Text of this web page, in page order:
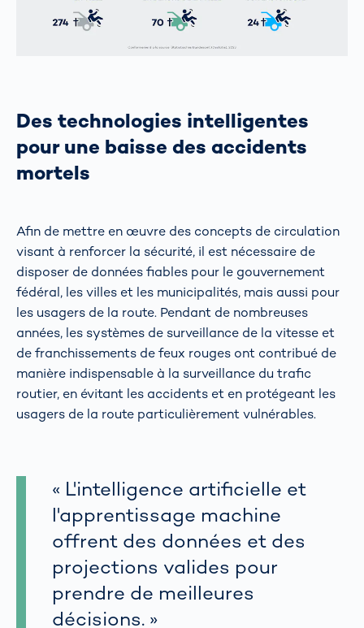
Des technologies intelligentes
pour une baisse des accidents
mortels
Afin de mettre en œuvre des concepts de circulation
visant à renforcer la sécurité, il est nécessaire de
disposer de données fiables pour le gouvernement
fédéral, les villes et les municipalités, mais aussi pour
les usagers de la route. Pendant de nombreuses
années, les systèmes de surveillance de la vitesse et
de franchissements de feux rouges ont contribué de
manière indispensable à la surveillance du trafic
routier, en évitant les accidents et en protégeant les
usagers de la route particulièrement vulnérables.
« L'intelligence artificielle et
l'apprentissage machine
offrent des données et des
projections valides pour
prendre de meilleures
décisions. »